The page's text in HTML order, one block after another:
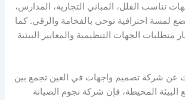
تناسب الفلل، المباني التجارية، المدارس،
لمسة احترافية توحي بالفخامة والرقي. كما
متطلبات الجهات التنظيمية والمعايير البيئية
عن شركة تصميم واجهات في العين تجمع بين
البيئة المحيطة، فإن شركة نجوم الصيانة